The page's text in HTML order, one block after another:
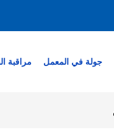
جولة في المعمل مراقبة